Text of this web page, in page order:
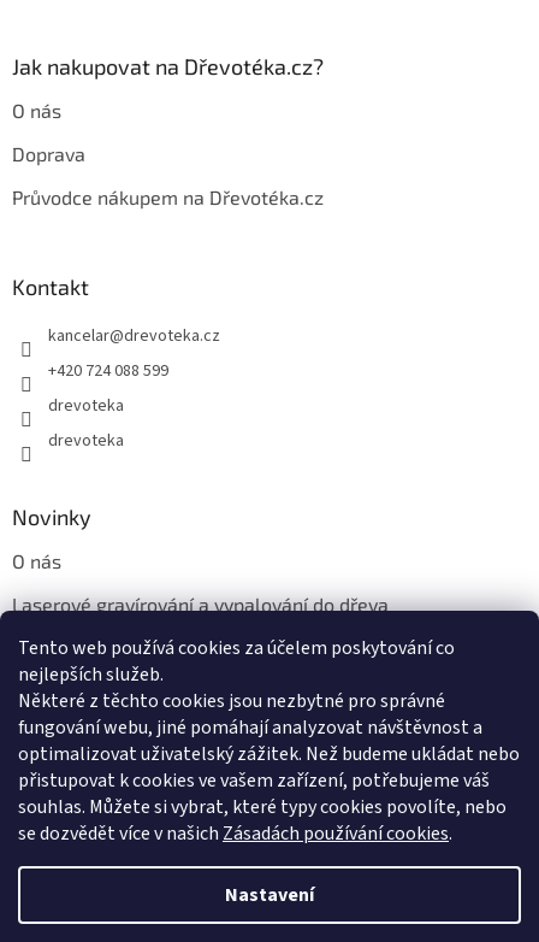
Tento web používá cookies za účelem poskytování co
nejlepších služeb.
Některé z těchto cookies jsou nezbytné pro správné
fungování webu, jiné pomáhají analyzovat návštěvnost a
optimalizovat uživatelský zážitek. Než budeme ukládat nebo
přistupovat k cookies ve vašem zařízení, potřebujeme váš
souhlas. Můžete si vybrat, které typy cookies povolíte, nebo
se dozvědět více v našich Zásadách používání cookies.
Nastavení
Jak nakupovat na Dřevotéka.cz?
O nás
Doprava
Průvodce nákupem na Dřevotéka.cz
Kontakt
kancelar@drevoteka.cz
+420 724 088 599
drevoteka
drevoteka
Novinky
O nás
Laserové gravírování a vypalování do dřeva
Proč jíst z přírodních dřevěných talířů: Ekologická a Stylová
Volba